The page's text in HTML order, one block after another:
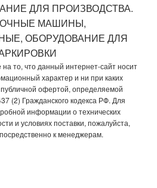
ДЛЯ ПРОИЗВОДСТВА.
МАШИНЫ,
ОБОРУДОВАНИЕ ДЛЯ
то, что данный интернет-сайт носит
характер и ни при каких
офертой, определяемой
(2) Гражданского кодекса РФ. Для
информации о технических
и условиях поставки, пожалуйста,
к менеджерам.